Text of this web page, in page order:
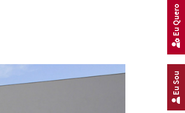
Eu Sou
Eu Quero